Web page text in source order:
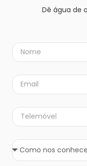
Dê água de